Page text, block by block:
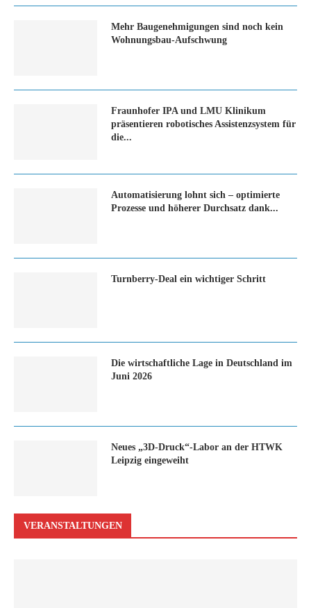
Mehr Baugenehmigungen sind noch kein
Wohnungsbau-Aufschwung
Fraunhofer IPA und LMU Klinikum
präsentieren robotisches Assistenzsystem für
die...
Automatisierung lohnt sich – optimierte
Prozesse und höherer Durchsatz dank...
Turn­ber­ry-Deal ein wich­ti­ger Schritt
Die wirtschaftliche Lage in Deutschland im
Juni 2026
Neues „3D-Druck“-Labor an der HTWK
Leipzig eingeweiht
VERANSTALTUNGEN